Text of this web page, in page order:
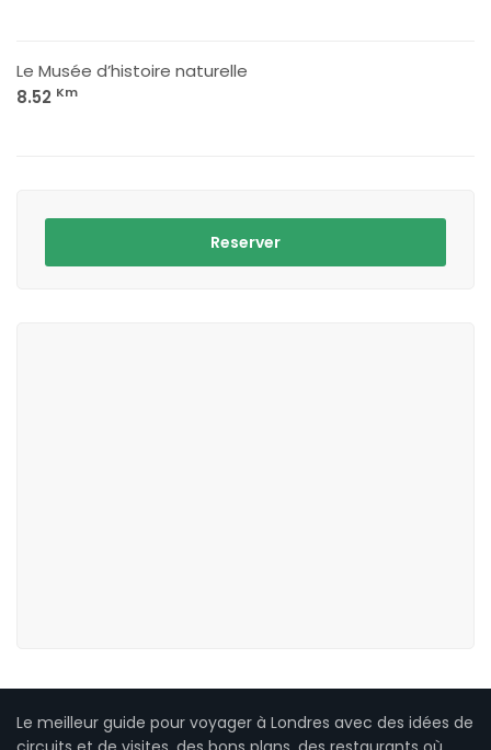
Le Musée d’histoire naturelle
8.52 Km
Reserver
Le meilleur guide pour voyager à Londres avec des idées de